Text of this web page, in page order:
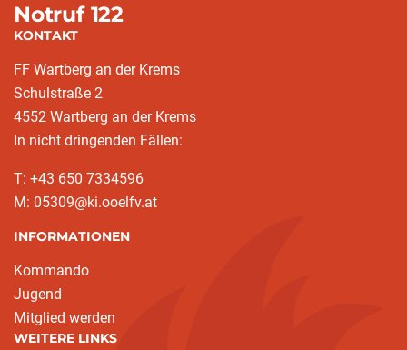
Notruf 122
KONTAKT
FF Wartberg an der Krems
Schulstraße 2
4552 Wartberg an der Krems
In nicht dringenden Fällen:
T: +43 650 7334596
M: 05309@ki.ooelfv.at
INFORMATIONEN
Kommando
Jugend
Mitglied werden
WEITERE LINKS